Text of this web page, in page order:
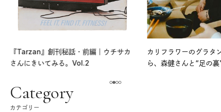
『Tarzan』創刊秘話・前編｜ウチサカ
さんにきいてみる。Vol.2
カリフラワーのグラタ
ら、森健さんと“足の
Category
カテゴリー